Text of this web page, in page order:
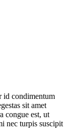
id condimentum
sit amet
congue est, ut
nec turpis suscipit